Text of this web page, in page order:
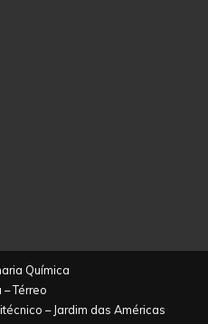
Química
Térreo
– Jardim das Américas